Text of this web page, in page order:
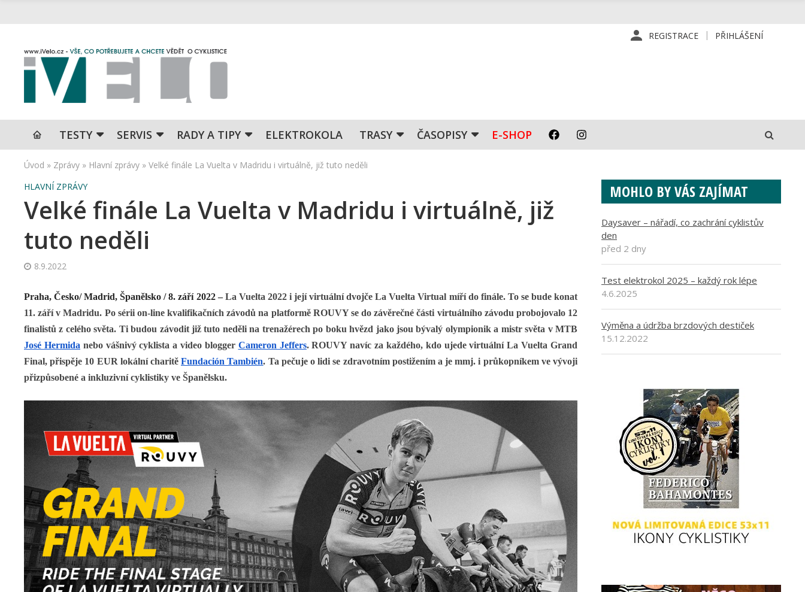
REGISTRACE PŘIHLÁŠENÍ
TESTY SERVIS RADY A TIPY ELEKTROKOLA TRASY ČASOPISY E-SHOP
Úvod » Zprávy » Hlavní zprávy » Velké finále La Vuelta v Madridu i virtuálně, již tuto neděli
HLAVNÍ ZPRÁVY
Velké finále La Vuelta v Madridu i virtuálně, již
tuto neděli
8.9.2022
Praha, Česko/ Madrid, Španělsko / 8. září 2022 –La Vuelta 2022 i její virtuální dvojče La Vuelta Virtual míří do finále. To se bude konat
11. září v Madridu. Po sérii on-line kvalifikačních závodů na platformě ROUVY se do závěrečné části virtuálního závodu probojovalo 12
finalistů z celého světa. Ti budou závodit již tuto neděli na trenažérech po boku hvězd jako jsou bývalý olympionik a mistr světa v MTB
José Hermida nebo vášnivý cyklista a video blogger Cameron Jeffers. ROUVY navíc za každého, kdo ujede virtuální La Vuelta Grand
Final, přispěje 10 EUR lokální charitěFundación También. Ta pečuje o lidi se zdravotním postižením a je mmj. i průkopníkem ve vývoji
přizpůsobené a inkluzivní cyklistiky ve Španělsku.
MOHLO BY VÁS ZAJÍMAT
Daysaver – nářadí, co zachrání cyklistův
den
před 2 dny
Test elektrokol 2025 – každý rok lépe
4.6.2025
Výměna a údržba brzdových destiček
15.12.2022